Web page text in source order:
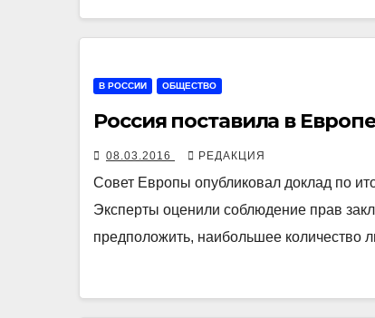
В РОССИИ ОБЩЕСТВО
Россия поставила в
08.03.2016 РЕДАКЦИЯ
Совет Европы опубликовал доклад по
Эксперты оценили соблюдение прав
предположить, наибольшее